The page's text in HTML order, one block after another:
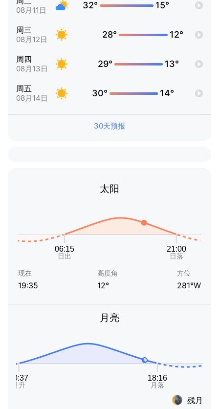
08月11日 32° 15°
周三
08月12日 28° 12°
周四
08月13日 29° 13°
周五
08月14日 30° 14°
30天预报
太阳
现在
19:35
高度角
12°
方位
281°W
月亮
残月